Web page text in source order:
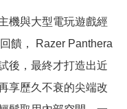
機與大型電玩遊戲經
饋， Razer Panthera
後，最終才打造出近
享歷久不衰的尖端改